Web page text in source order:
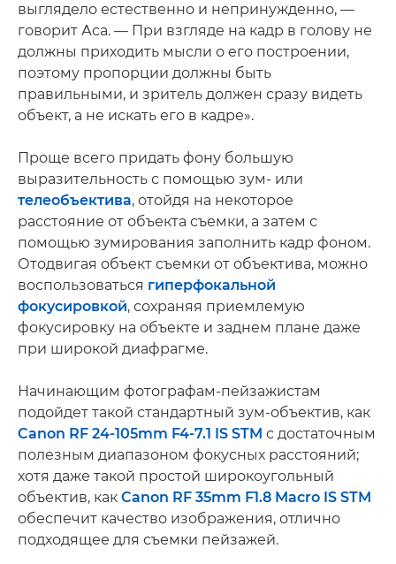
выглядело естественно и непринужденно, —
говорит Аса. — При взгляде на кадр в голову не
должны приходить мысли о его построении,
поэтому пропорции должны быть
правильными, и зритель должен сразу видеть
объект, а не искать его в кадре».
Проще всего придать фону большую
выразительность с помощью зум- или
телеобъектива, отойдя на некоторое
расстояние от объекта съемки, а затем с
помощью зумирования заполнить кадр фоном.
Отодвигая объект съемки от объектива, можно
воспользоваться гиперфокальной
фокусировкой, сохраняя приемлемую
фокусировку на объекте и заднем плане даже
при широкой диафрагме.
Начинающим фотографам-пейзажистам
подойдет такой стандартный зум-объектив, как
Canon RF 24-105mm F4-7.1 IS STM с достаточным
полезным диапазоном фокусных расстояний;
хотя даже такой простой широкоугольный
объектив, как Canon RF 35mm F1.8 Macro IS STM
обеспечит качество изображения, отлично
подходящее для съемки пейзажей.